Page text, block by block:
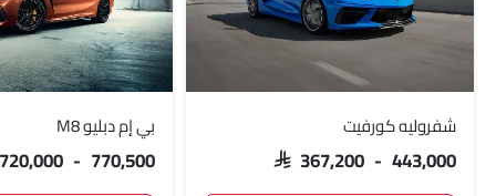
شفروليه كورفيت
SAR 367,200 - 443,000
بي إم دبليو M8
720,000 - 770,500